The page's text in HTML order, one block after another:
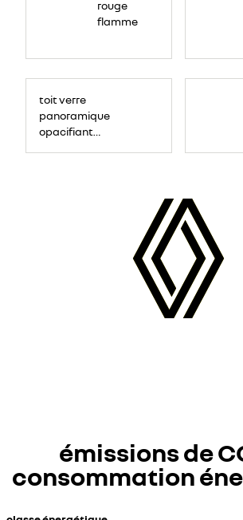
rouge
flamme
toit verre
panoramique
opacifiant
émissions de
consommation